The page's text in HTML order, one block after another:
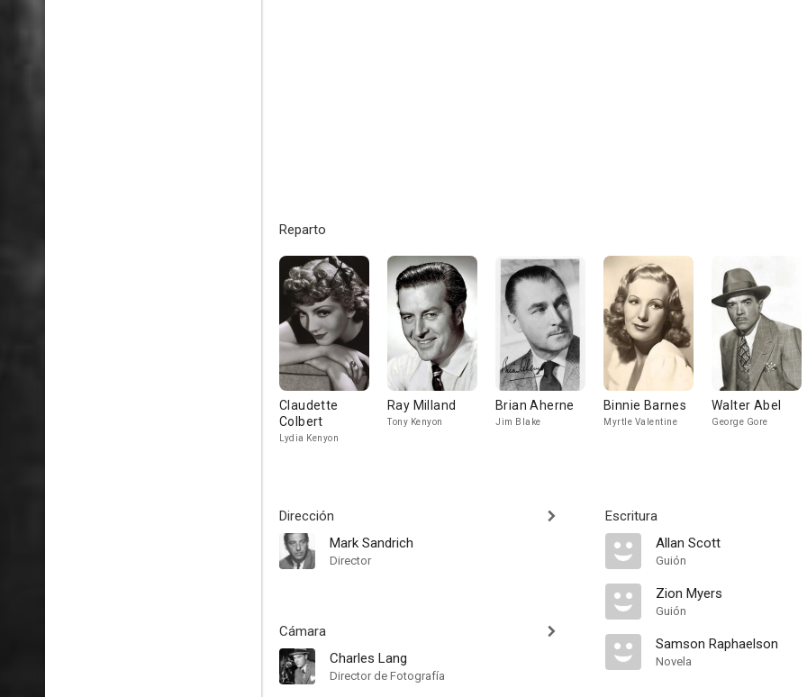
Reparto
Claudette
Colbert
Lydia Kenyon
Ray Milland
Tony Kenyon
Brian Aherne
Jim Blake
Binnie Barnes
Myrtle Valentine
Walter Abel
George Gore
Dirección
Mark Sandrich
Director
Cámara
Charles Lang
Director de Fotografía
Escritura
Allan Scott
Guión
Zion Myers
Guión
Samson Raphaelson
Novela